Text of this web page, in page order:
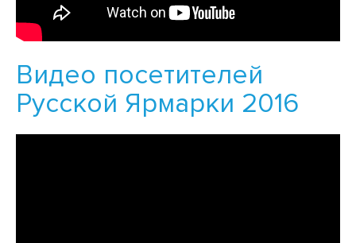
Видео посетителей
Русской Ярмарки 2016